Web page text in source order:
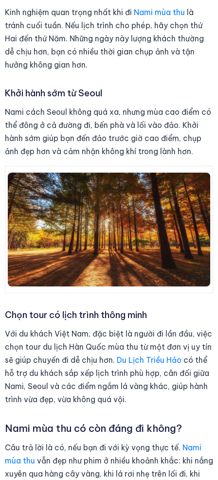
Kinh nghiệm quan trọng nhất khi đi Nami mùa thu là
tránh cuối tuần. Nếu lịch trình cho phép, hãy chọn thứ
Hai đến thứ Năm. Những ngày này lượng khách thường
dễ chịu hơn, bạn có nhiều thời gian chụp ảnh và tận
hưởng không gian hơn.
Khởi hành sớm từ Seoul
Nami cách Seoul không quá xa, nhưng mùa cao điểm có
thể đông ở cả đường đi, bến phà và lối vào đảo. Khởi
hành sớm giúp bạn đến đảo trước giờ cao điểm, chụp
ảnh đẹp hơn và cảm nhận không khí trong lành hơn.
Chọn tour có lịch trình thông minh
Với du khách Việt Nam, đặc biệt là người đi lần đầu, việc
chọn tour du lịch Hàn Quốc mùa thu từ một đơn vị uy tín
sẽ giúp chuyến đi dễ chịu hơn. Du Lịch Triều Hảo có thể
hỗ trợ du khách sắp xếp lịch trình phù hợp, cân đối giữa
Nami, Seoul và các điểm ngắm lá vàng khác, giúp hành
trình vừa đẹp, vừa không quá vội.
Nami mùa thu có còn đáng đi không?
Câu trả lời là có, nếu bạn đi với kỳ vọng thực tế. Nami
mùa thu vẫn đẹp như phim ở nhiều khoảnh khắc: khi nắng
xuyên qua hàng cây vàng, khi lá rơi nhẹ trên lối đi, khi